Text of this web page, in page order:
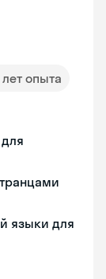
лет опыта
языки для